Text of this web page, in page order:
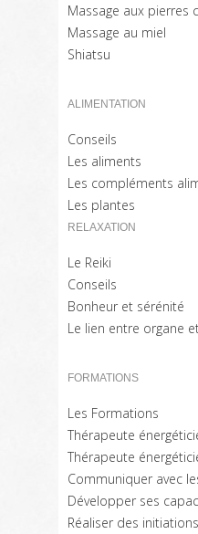
Massage aux pierres
Massage au miel
Shiatsu
ALIMENTATION
Conseils
Les aliments
Les compléments
Les plantes
RELAXATION
Le Reiki
Conseils
Bonheur et sérénité
Le lien entre organe
FORMATIONS
Les Formations
Thérapeute
Thérapeute
Communiquer avec
Développer ses
Réaliser des